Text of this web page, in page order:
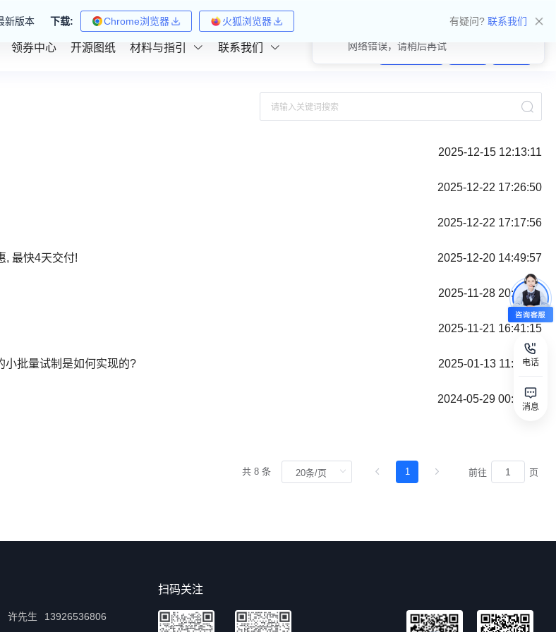
新版本 下载: Chrome浏览器 火狐浏览器 有疑问? 联系我们
领券中心 开源图纸 材料与指引 联系我们 购物车
2025-12-15 12:13:11
2025-12-22 17:26:50
2025-12-22 17:17:56
, 最快4天交付! 2025-12-20 14:49:57
2025-11-28 20:05:03
2025-11-21 16:41:15
小批量试制是如何实现的? 2025-01-13 11:37:18
2024-05-29 00:00:00
共 8 条 1 前往 页
许先生 13926536806
扫码关注
电话
消息
网络错误，请稍后再试